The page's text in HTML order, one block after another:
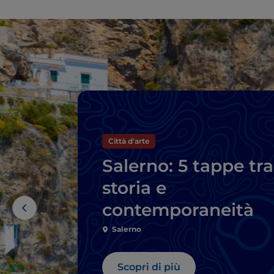
Città d'arte
Salerno: 5 tappe tra
storia e
contemporaneità
Salerno
Scopri di più